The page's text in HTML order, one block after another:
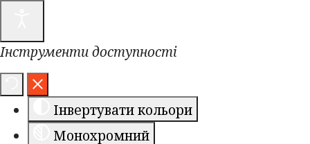
Інструменти доступності
Інвертувати кольори
Монохромний